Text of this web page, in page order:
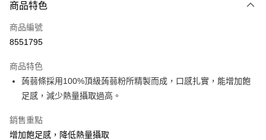
Apple Pay
街口支付
Google Pay
全盈+PAY
大哥付你分期
相關說明
商品特色
商品編號
8551795
商品特色
蒟蒻條採用100%頂級蒟蒻粉所精製而成，口感扎實，能增加飽
足感，減少熱量攝取過高。
銷售重點
增加飽足感，降低熱量攝取